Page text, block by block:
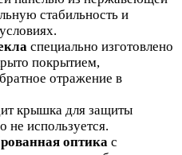
стабильность и
специально изготовлено
покрытием,
отражение в
крышка для защиты
не используется.
оптика с